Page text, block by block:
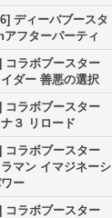
ディーバブースタ
アフターパーティ
コラボブースター
ダー 善悪の選択
コラボブースター
３ リロード
コラボブースター
マン イマジネーシ
ー
コラボブースター